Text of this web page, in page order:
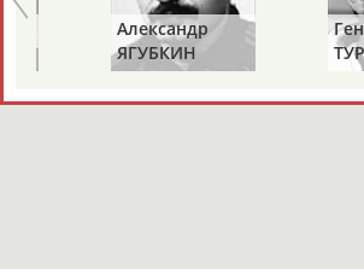
Александр
ЯГУБКИН